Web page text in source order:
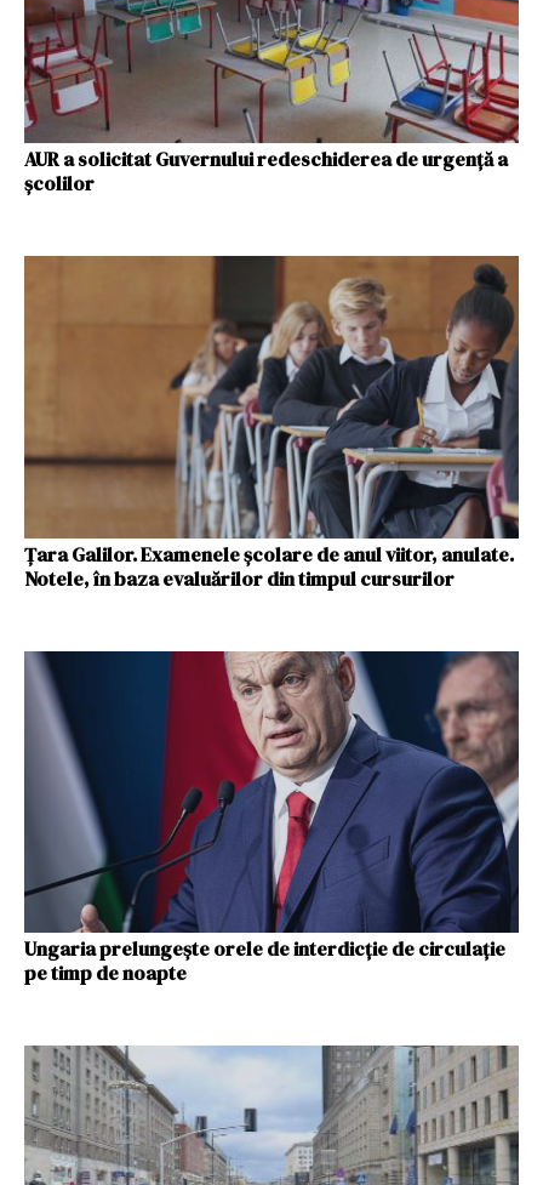
AUR a solicitat Guvernului redeschiderea de urgență a
școlilor
Țara Galilor. Examenele școlare de anul viitor, anulate.
Notele, în baza evaluărilor din timpul cursurilor
Ungaria prelungeşte orele de interdicţie de circulaţie
pe timp de noapte